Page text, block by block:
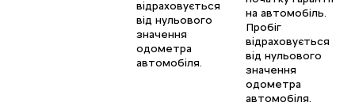
відраховується
від нульового
значення
одометра
автомобіля.
на автомобіль.
Пробіг
відраховується
від нульового
значення
одометра
автомобіля.